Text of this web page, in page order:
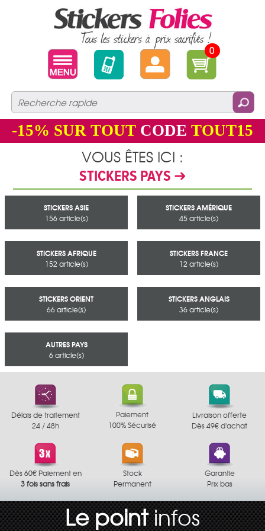
0
-15% SUR TOUT CODE TOUT15
VOUS ÊTES ICI :
STICKERS PAYS ➜
STICKERS ASIE
156 article(s)
STICKERS AMÉRIQUE
45 article(s)
STICKERS AFRIQUE
152 article(s)
STICKERS FRANCE
12 article(s)
STICKERS ORIENT
66 article(s)
STICKERS ANGLAIS
36 article(s)
AUTRES PAYS
6 article(s)
Délais de traitement
24 / 48h
Paiement
100% Sécurisé
Livraison offerte
Dès 49€ d'achat
Dès 60€ Paiement en
3 fois sans frais
Stock
Permanent
Garantie
Prix bas
Le pointinfos